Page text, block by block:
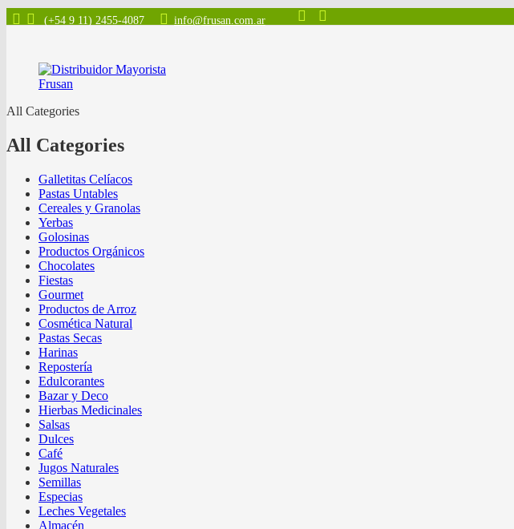
(+54 9 11) 2455-4087 info@frusan.com.ar
All Categories
All Categories
Galletitas Celíacos
Pastas Untables
Cereales y Granolas
Yerbas
Golosinas
Productos Orgánicos
Chocolates
Fiestas
Gourmet
Productos de Arroz
Cosmética Natural
Pastas Secas
Harinas
Repostería
Edulcorantes
Bazar y Deco
Hierbas Medicinales
Salsas
Dulces
Café
Jugos Naturales
Semillas
Especias
Leches Vegetales
Almacén